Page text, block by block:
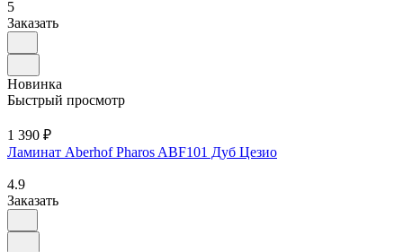
5
Заказать
Новинка
Быстрый просмотр
1 390 ₽
Ламинат Aberhof Pharos ABF101 Дуб Цезио
4.9
Заказать